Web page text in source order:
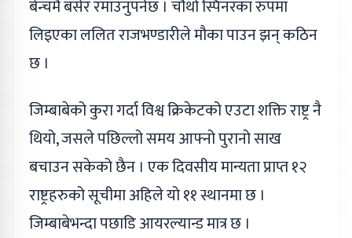
बेन्चमै बसेर रमाउनुपर्नेछ । चौंथो स्पिनरका रुपमा
लिइएका ललित राजभण्डारीले मौका पाउन झन् कठिन
छ ।
जिम्बाबेको कुरा गर्दा विश्व क्रिकेटको एउटा शक्ति राष्ट्र नै
थियो, जसले पछिल्लो समय आफ्नो पुरानो साख
बचाउन सकेको छैन । एक दिवसीय मान्यता प्राप्त १२
राष्ट्रहरुको सूचीमा अहिले यो ११ स्थानमा छ ।
जिम्बाबेभन्दा पछाडि आयरल्यान्ड मात्र छ ।